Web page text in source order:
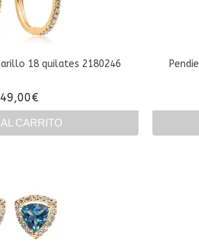
18 quilates 2180246
€
CARRITO